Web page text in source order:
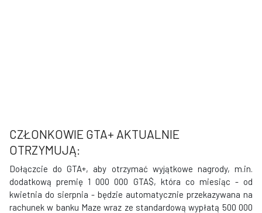
CZŁONKOWIE GTA+ AKTUALNIE
OTRZYMUJĄ:
Dołączcie do GTA+, aby otrzymać wyjątkowe nagrody, m.in.
dodatkową premię 1 000 000 GTA$, która co miesiąc - od
kwietnia do sierpnia - będzie automatycznie przekazywana na
rachunek w banku Maze wraz ze standardową wypłatą 500 000